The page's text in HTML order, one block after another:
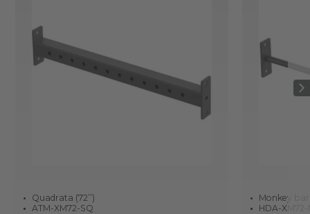
Quadrata (72’’)
ATM-XM72-SQ
Monkey bar
HDA-XM72-